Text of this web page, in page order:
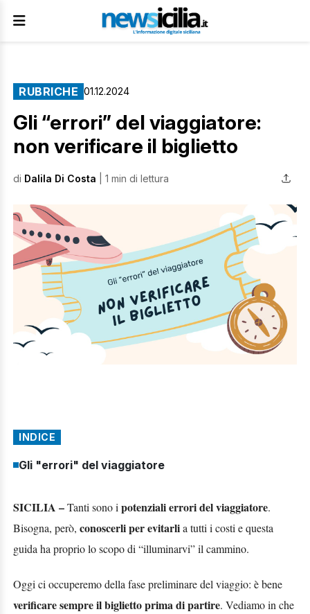
RUBRICHE 01.12.2024
Gli “errori” del viaggiatore:
non verificare il biglietto
di Dalila Di Costa | 1 min di lettura
INDICE
Gli "errori" del viaggiatore
SICILIA –Tanti sonoi potenzialierroridelviaggiatore.
Bisogna, però, conoscerliperevitarlia tutti i costi e questa
guida ha proprio lo scopo di “illuminarvi” il cammino.
Oggi cioccuperemo della fase preliminare del viaggio: è bene
verificare sempre il bigliettoprimadi partire. Vediamo in che